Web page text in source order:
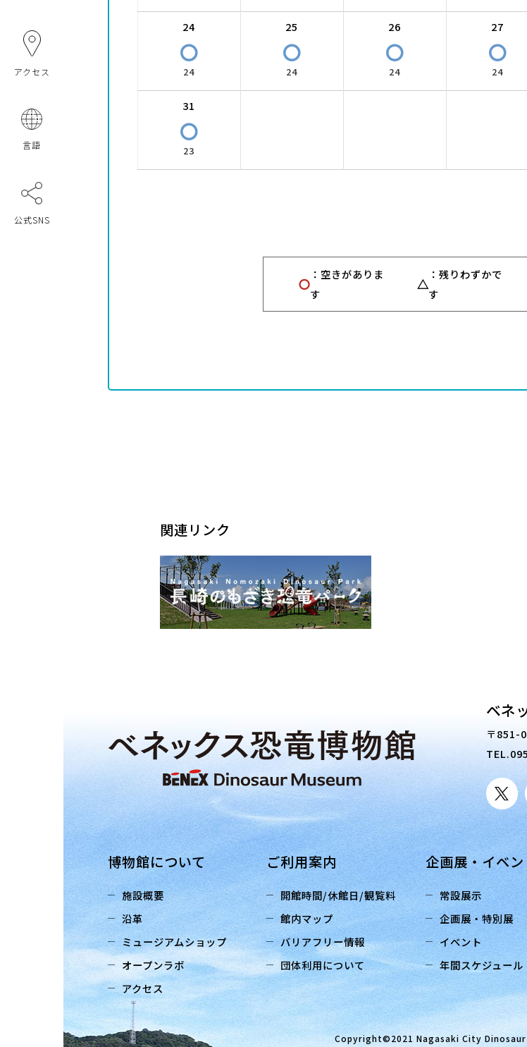
アクセス
言語
公式SNS
24
〇
24
25
〇
24
26
〇
24
27
〇
24
31
〇
23
〇
：空きがありま
す
△
：残りわずかで
す
関連リンク
ベネ
〒851-
TEL.
博物館について
施設概要
沿革
ミュージアムショップ
オープンラボ
アクセス
ご利用案内
開館時間/休館日/観覧料
館内マップ
バリアフリー情報
団体利用について
企画展・イベン
常設展示
企画展・特別展
イベント
年間スケジュール
Copyright©2021 Nagasaki City Dinosaur